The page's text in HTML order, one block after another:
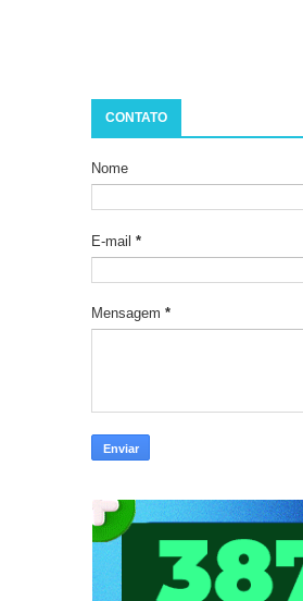
CONTATO
Nome
E-mail *
Mensagem *